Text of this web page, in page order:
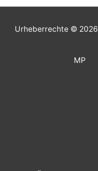
Urheberrechte © 2026
MP